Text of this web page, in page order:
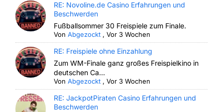
RE: Novoline.de Casino Erfahrungen und
Beschwerden
Fußballsommer 30 Freispiele zum Finale.
VonAbgezockt ,Vor 3 Wochen
RE: Freispiele ohne Einzahlung
Zum WM-Finale ganz großes Freispielkino in
deutschen Ca...
VonAbgezockt ,Vor 3 Wochen
RE: JackpotPiraten Casino Erfahrungen und
Beschwerden